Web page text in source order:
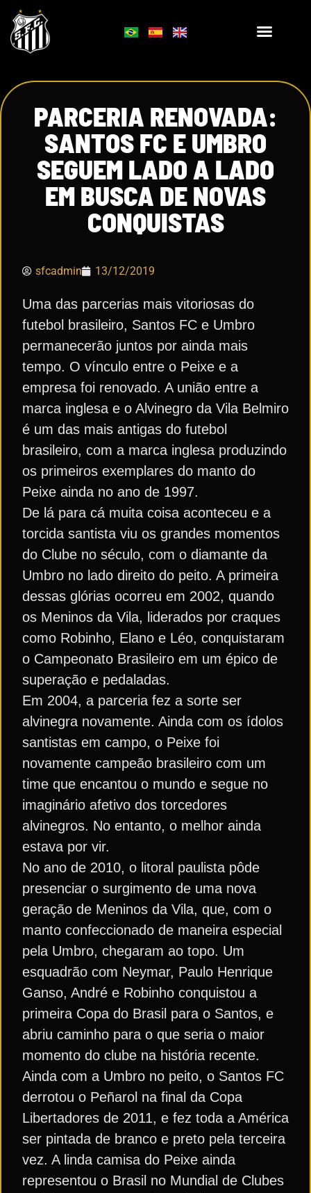
PARCERIA RENOVADA:
SANTOS FC E UMBRO
SEGUEM LADO A LADO
EM BUSCA DE NOVAS
CONQUISTAS
sfcadmin 13/12/2019
Uma das parcerias mais vitoriosas do
futebol brasileiro, Santos FC e Umbro
permanecerão juntos por ainda mais
tempo. O vínculo entre o Peixe e a
empresa foi renovado. A união entre a
marca inglesa e o Alvinegro da Vila Belmiro
é um das mais antigas do futebol
brasileiro, com a marca inglesa produzindo
os primeiros exemplares do manto do
Peixe ainda no ano de 1997.
De lá para cá muita coisa aconteceu e a
torcida santista viu os grandes momentos
do Clube no século, com o diamante da
Umbro no lado direito do peito. A primeira
dessas glórias ocorreu em 2002, quando
os Meninos da Vila, liderados por craques
como Robinho, Elano e Léo, conquistaram
o Campeonato Brasileiro em um épico de
superação e pedaladas.
Em 2004, a parceria fez a sorte ser
alvinegra novamente. Ainda com os ídolos
santistas em campo, o Peixe foi
novamente campeão brasileiro com um
time que encantou o mundo e segue no
imaginário afetivo dos torcedores
alvinegros. No entanto, o melhor ainda
estava por vir.
No ano de 2010, o litoral paulista pôde
presenciar o surgimento de uma nova
geração de Meninos da Vila, que, com o
manto confeccionado de maneira especial
pela Umbro, chegaram ao topo. Um
esquadrão com Neymar, Paulo Henrique
Ganso, André e Robinho conquistou a
primeira Copa do Brasil para o Santos, e
abriu caminho para o que seria o maior
momento do clube na história recente.
Ainda com a Umbro no peito, o Santos FC
derrotou o Peñarol na final da Copa
Libertadores de 2011, e fez toda a América
ser pintada de branco e preto pela terceira
vez. A linda camisa do Peixe ainda
representou o Brasil no Mundial de Clubes